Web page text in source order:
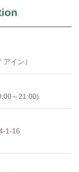
イン）
～21:00)
4-1-16